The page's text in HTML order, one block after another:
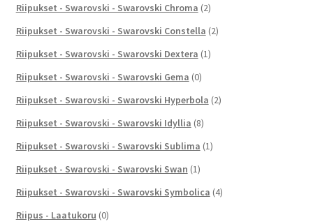
Riipukset - Swarovski - Swarovski Chroma (2)
Riipukset - Swarovski - Swarovski Constella (2)
Riipukset - Swarovski - Swarovski Dextera (1)
Riipukset - Swarovski - Swarovski Gema (0)
Riipukset - Swarovski - Swarovski Hyperbola (2)
Riipukset - Swarovski - Swarovski Idyllia (8)
Riipukset - Swarovski - Swarovski Sublima (1)
Riipukset - Swarovski - Swarovski Swan (1)
Riipukset - Swarovski - Swarovski Symbolica (4)
Riipus - Laatukoru (0)